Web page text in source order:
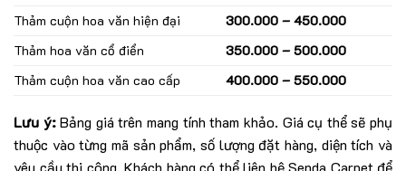
Thảm cuộn hoa văn hiện đại
300.000 – 450.000
Thảm hoa văn cổ điển
350.000 – 500.000
Thảm cuộn hoa văn cao cấp
400.000 – 550.000
Lưu ý:Bảng giá trên mang tính tham khảo. Giá cụ thể sẽ phụ
thuộc vào từng mã sản phẩm, số lượng đặt hàng, diện tích và
yêu cầu thi công. Khách hàng có thể liên hệ Senda Carpet để